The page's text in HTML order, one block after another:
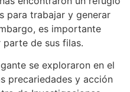
para trabajar y generar
es importante
de sus filas.
se exploraron en el
precariedades y acción